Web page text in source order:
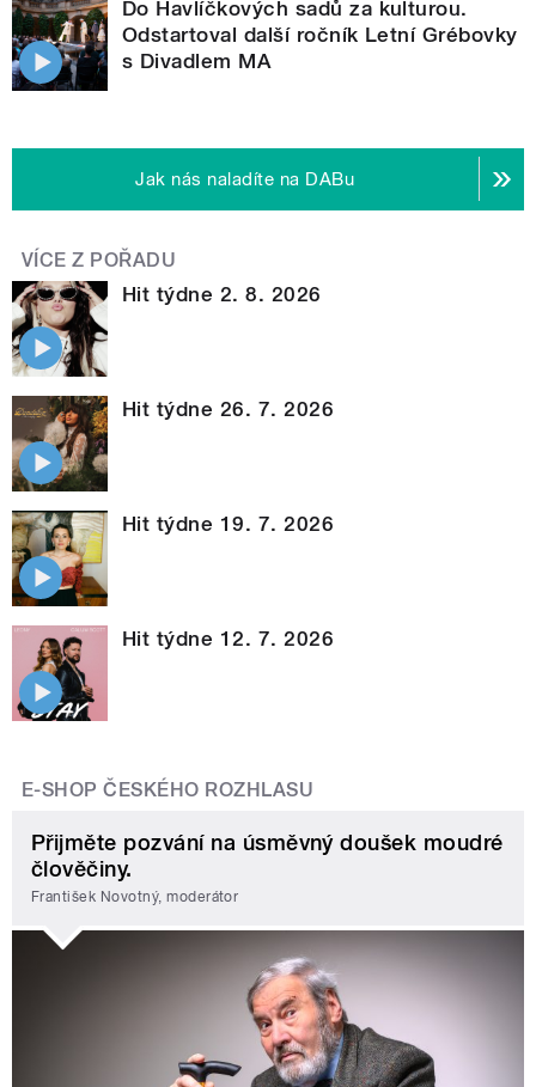
Do Havlíčkových sadů za kulturou.
Odstartoval další ročník Letní Grébovky
s Divadlem MA
Jak nás naladíte na DABu
VÍCE Z POŘADU
Hit týdne 2. 8. 2026
Hit týdne 26. 7. 2026
Hit týdne 19. 7. 2026
Hit týdne 12. 7. 2026
E-SHOP ČESKÉHO ROZHLASU
Přijměte pozvání na úsměvný doušek moudré
člověčiny.
František Novotný, moderátor